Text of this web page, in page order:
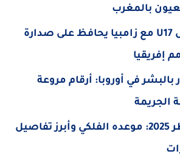
بالمغرب
تعادل أشبال U17 مع زامبيا يحافظ على صدارة
إفريقيا
بالبشر في أوروبا: أرقام مروعة
الجريمة
يوم عيد الفطر 2025: موعده الفلكي وأبرز تفاصيل